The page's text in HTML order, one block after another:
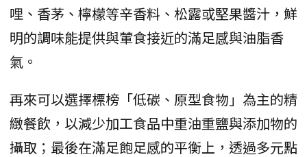
哩、香茅、檸檬等辛香料、松露或堅果醬汁，鮮
明的調味能提供與葷食接近的滿足感與油脂香
氣。
再來可以選擇標榜「低碳、原型食物」為主的精
緻餐飲，以減少加工食品中重油重鹽與添加物的
攝取；最後在滿足飽足感的平衡上，透過多元點